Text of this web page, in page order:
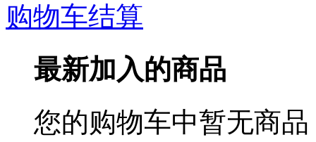
购物车结算
最新加入的商品
您的购物车中暂无商